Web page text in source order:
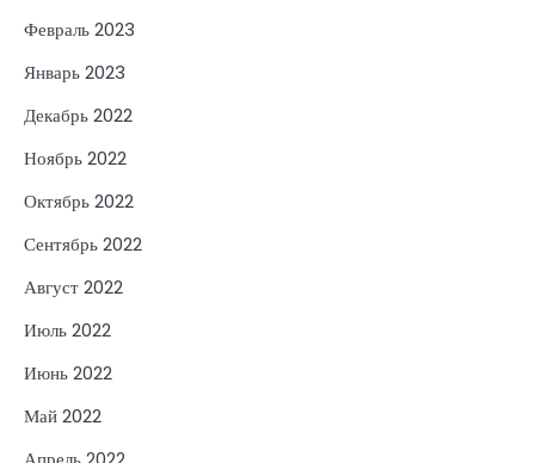
Февраль 2023
Январь 2023
Декабрь 2022
Ноябрь 2022
Октябрь 2022
Сентябрь 2022
Август 2022
Июль 2022
Июнь 2022
Май 2022